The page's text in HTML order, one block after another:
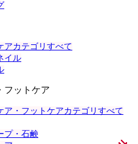
アカテゴリすべて
イル
フットケア
ア・フットケアカテゴリすべて
プ・石鹸